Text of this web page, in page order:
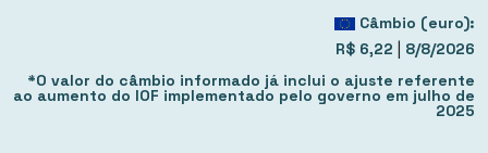
Câmbio (euro):
R$ 6,22 | 8/8/2026
*O valor do câmbio informado já inclui o ajuste referente
ao aumento do IOF implementado pelo governo em julho de
2025